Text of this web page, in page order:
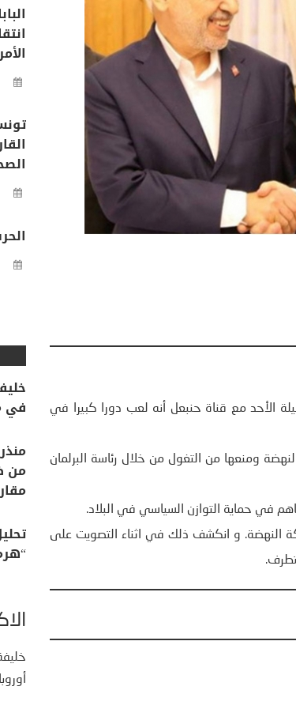
الأحد مع قناة حنبعل أنه لعب دورا كبيرا في
ومنعها من التغول من خلال رئاسة البرلمان
في حماية التوازن السياسي في البلاد.
النهضة. و انكشف ذلك في اثناء التصويت على
في
من